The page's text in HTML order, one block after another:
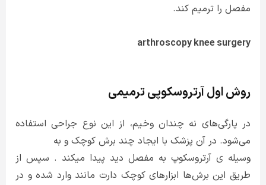
مفصل را ترمیم کند.
arthroscopy knee surgery
روش اول آرتروسکوپی ترمیمی
در پارگی‌های نه چندان وخیم، از این نوع جراحی استفاده
می‌شود. در آن پزشک با ایجاد چند برش کوچک و به
وسیله ی آرتروسکوپ به مفصل دید پیدا میکند . سپس از
طریق این برش‌ها ابزارهای کوچک دارت مانند وارد شده و در